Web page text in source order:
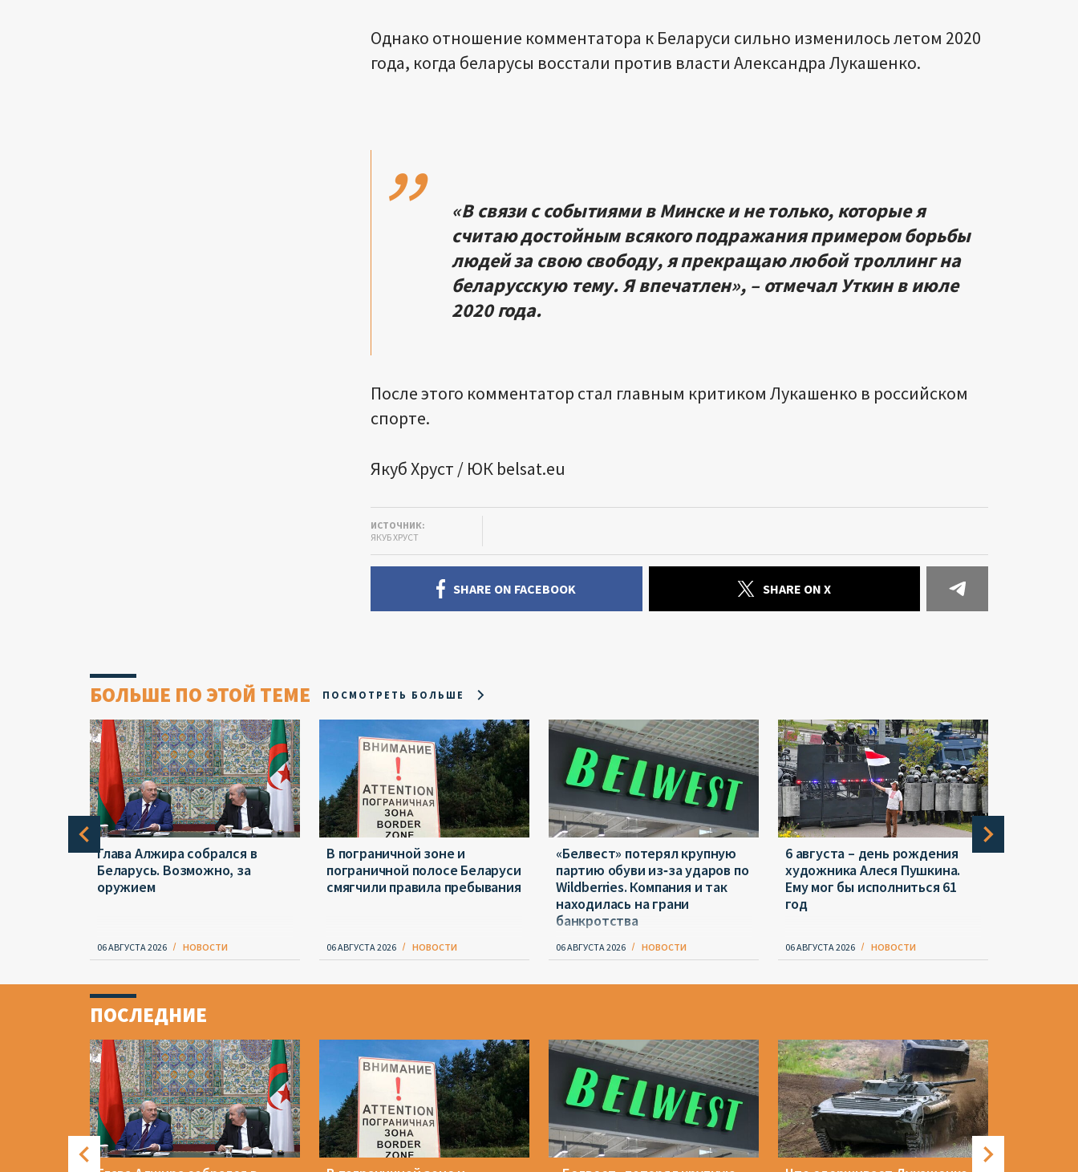
Однако отношение комментатора к Беларуси сильно изменилось летом 2020
года, когда беларусы восстали против власти Александра Лукашенко.
,,
«В связи с событиями в Минске и не только, которые я
считаю достойным всякого подражания примером борьбы
людей за свою свободу, я прекращаю любой троллинг на
беларусскую тему. Я впечатлен», – отмечал Уткин в июле
2020 года.
После этого комментатор стал главным критиком Лукашенко в российском
спорте.
Якуб Хруст / ЮК belsat.eu
ИСТОЧНИК:
ЯКУБ ХРУСТ
SHARE ON FACEBOOK SHARE ON X
БОЛЬШЕ ПО ЭТОЙ ТЕМЕ ПОСМОТРЕТЬ БОЛЬШЕ
Глава Алжира собрался в
Беларусь. Возможно, за
оружием
06 АВГУСТА 2026 НОВОСТИ
В пограничной зоне и
пограничной полосе Беларуси
смягчили правила пребывания
06 АВГУСТА 2026 НОВОСТИ
«Белвест» потерял крупную
партию обуви из‑за ударов по
Wildberries. Компания и так
находилась на грани
банкротства
06 АВГУСТА 2026 НОВОСТИ
6 августа – день рождения
художника Алеся Пушкина.
Ему мог бы исполниться 61
год
06 АВГУСТА 2026 НОВОСТИ
ПОСЛЕДНИЕ